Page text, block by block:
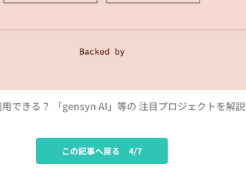
できる？ 「gensyn AI」等の 注目プロジェクトを解説
この記事へ戻る 4/7